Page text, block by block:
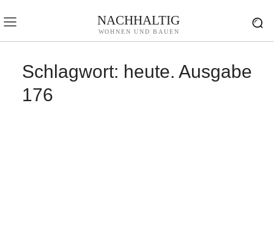
NACHHALTIG
WOHNEN UND BAUEN
Schlagwort: heute. Ausgabe
176